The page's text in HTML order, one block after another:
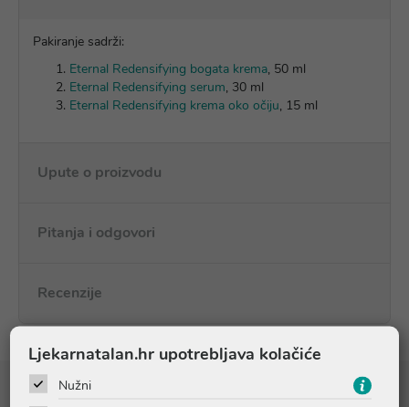
Pakiranje sadrži:
Eternal Redensifying bogata krema, 50 ml
Eternal Redensifying serum, 30 ml
Eternal Redensifying krema oko očiju, 15 ml
Upute o proizvodu
Pitanja i odgovori
Recenzije
Ljekarnatalan.hr upotrebljava kolačiće
Nužni